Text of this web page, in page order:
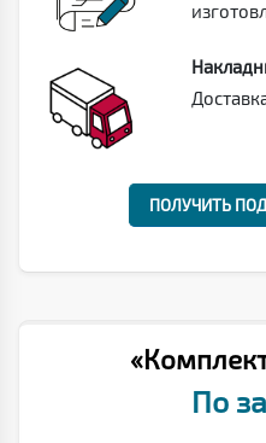
ПОЛУЧИТЬ
По